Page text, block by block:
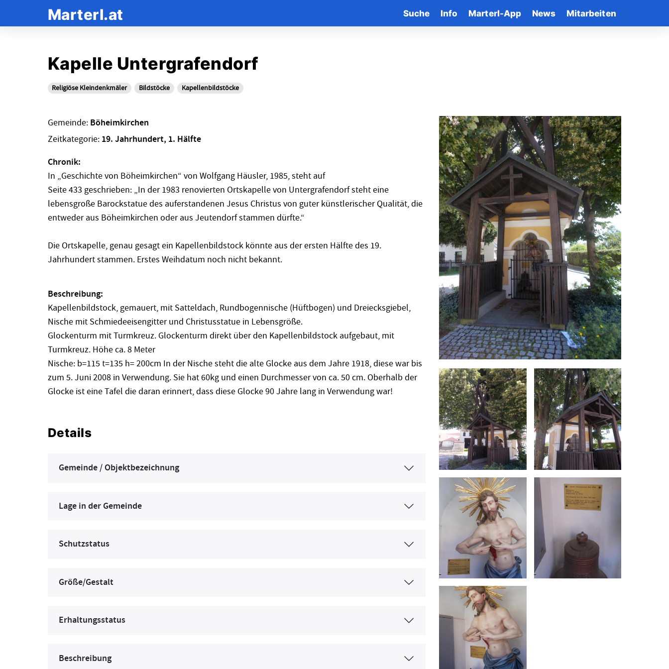
Marterl.at Suche Info Marterl-App News Mitarbeiten
Kapelle Untergrafendorf
Religiöse Kleindenkmäler Bildstöcke Kapellenbildstöcke
Gemeinde: Böheimkirchen
Zeitkategorie: 19. Jahrhundert, 1. Hälfte
Chronik:
In „Geschichte von Böheimkirchen“ von Wolfgang Häusler, 1985, steht auf
Seite 433 geschrieben: „In der 1983 renovierten Ortskapelle von Untergrafendorf steht eine
lebensgroße Barockstatue des auferstandenen Jesus Christus von guter künstlerischer Qualität, die
entweder aus Böheimkirchen oder aus Jeutendorf stammen dürfte.“
Die Ortskapelle, genau gesagt ein Kapellenbildstock könnte aus der ersten Hälfte des 19.
Jahrhundert stammen. Erstes Weihdatum noch nicht bekannt.
Beschreibung:
Kapellenbildstock, gemauert, mit Satteldach, Rundbogennische (Hüftbogen) und Dreiecksgiebel,
Nische mit Schmiedeeisengitter und Christusstatue in Lebensgröße.
Glockenturm mit Turmkreuz. Glockenturm direkt über den Kapellenbildstock aufgebaut, mit
Turmkreuz. Höhe ca. 8 Meter
Nische: b=115 t=135 h= 200cm In der Nische steht die alte Glocke aus dem Jahre 1918, diese war bis
zum 5. Juni 2008 in Verwendung. Sie hat 60kg und einen Durchmesser von ca. 50 cm. Oberhalb der
Glocke ist eine Tafel die daran erinnert, dass diese Glocke 90 Jahre lang in Verwendung war!
Details
Gemeinde / Objektbezeichnung
Lage in der Gemeinde
Schutzstatus
Größe/Gestalt
Erhaltungsstatus
Beschreibung